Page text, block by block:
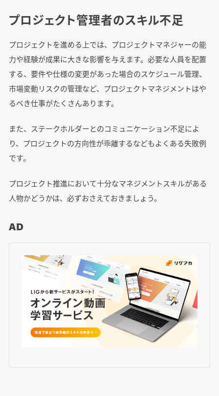
プロジェクト管理者のスキル不足
プロジェクトを進める上では、プロジェクトマネジャーの能
力や経験が成果に大きな影響を与えます。必要な人員を配置
する、要件や仕様の変更があった場合のスケジュール管理、
市場変動リスクの管理など、プロジェクトマネジメントはや
るべき仕事がたくさんあります。
また、ステークホルダーとのコミュニケーション不足によ
り、プロジェクトの方向性が乖離するなどもよくある失敗例
です。
プロジェクト推進において十分なマネジメントスキルがある
人物かどうかは、必ずおさえておきましょう。
AD